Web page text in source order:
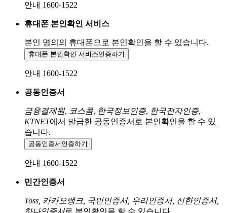
안내 1600-1522
휴대폰 본인확인 서비스
본인 명의의 휴대폰으로 본인확인을 할 수 있습니다.
휴대폰 본인확인 서비스인증하기
안내 1600-1522
공동인증서
금융결제원, 코스콤, 한국정보인증, 한국전자인증,
KTNET에서 발급한 공동인증서로 본인확인을 할 수 있
습니다.
공동인증서 인증하기
안내 1600-1522
민간인증서
Toss, 카카오뱅크, 국민인증서, 우리인증서, 신한인증서,